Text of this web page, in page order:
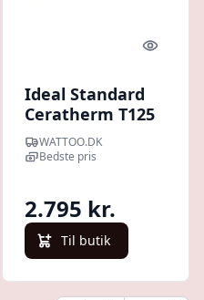
Quick
Ideal Standard
Ceratherm T125
kar/brusetermostat,
krom, 158 mm tud
WATTOO.DK
Bedste pris
2.795 kr.
Til butik